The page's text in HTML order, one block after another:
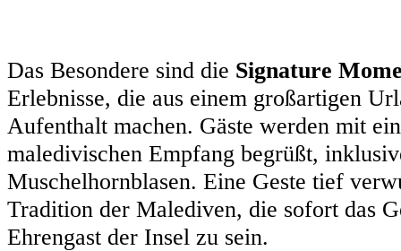
Das Besondere sind die Signature
Erlebnisse, die aus einem großartigen
Aufenthalt machen. Gäste werden mit
maledivischen Empfang begrüßt,
Muschelhornblasen. Eine Geste tief
Tradition der Malediven, die sofort das
Ehrengast der Insel zu sein.